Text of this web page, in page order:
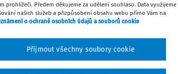
nemocí z povolání a
v EU
států Evropské unie, kteří v minulosti
mohla vzniknout nemoc z povolání, mohou
prohlížeči. Předem děkujeme za udělení souhlasu. Data využijeme
našich služeb a přizpůsobení obsahu webu přímo Vám na
o ochraně osobních údajů a souborů cookie
Přijmout všechny soubory cookie